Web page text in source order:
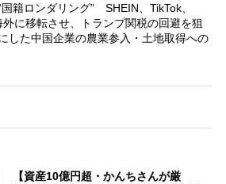
籍ロンダリング” SHEIN、TikTok、
に移転させ、トランプ関税の回避を狙
した中国企業の農業参入・土地取得への
【資産10億円超・かんちさんが厳